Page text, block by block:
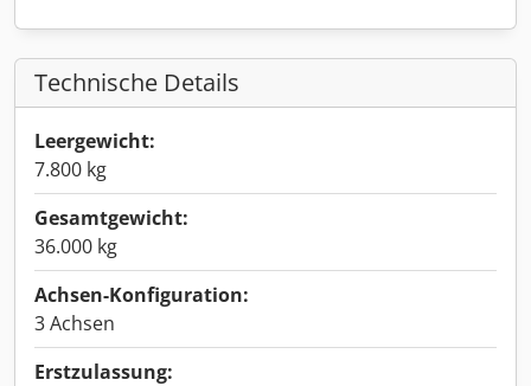
Technische Details
Leergewicht:
7.800 kg
Gesamtgewicht:
36.000 kg
Achsen-Konfiguration:
3 Achsen
Erstzulassung: